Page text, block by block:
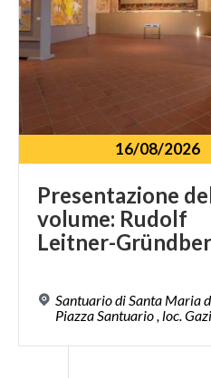
16/08/2026
Presentazione
volume: Rudolf
Santuario di Santa Maria
Piazza Santuario , loc.